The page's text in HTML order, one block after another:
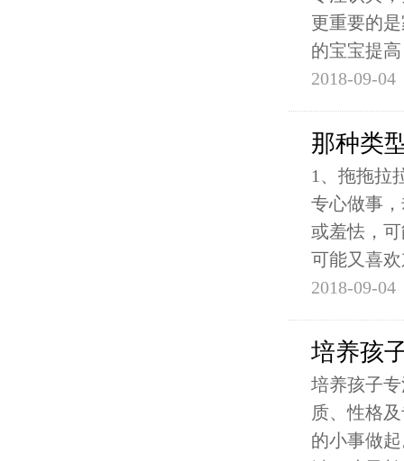
更重要的
的宝宝提高
2018-09-04
那种类
1、拖拖拉
专心做事
或羞怯，
可能又喜
2018-09-04
培养孩
培养孩子
质、性格
的小事做